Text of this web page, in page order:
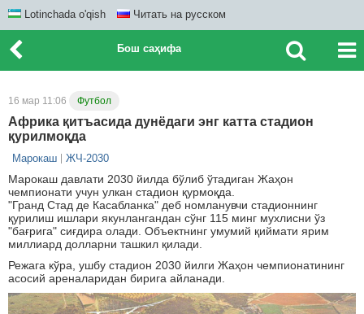
Lotinchada o'qish Читать на русском
Бош саҳифа
16 мар 11:06 Футбол
Африка қитъасида дунёдаги энг катта стадион
қурилмоқда
Марокаш ЖЧ-2030
Марокаш давлати 2030 йилда бўлиб ўтадиган Жаҳон
чемпионати учун улкан стадион қурмоқда.
"Гранд Стад де Касабланка" деб номланувчи стадионнинг
қурилиш ишлари якунлангандан сўнг 115 минг мухлисни ўз
"бағрига" сиғдира олади. Объектнинг умумий қиймати ярим
миллиард долларни ташкил қилади.
Режага кўра, ушбу стадион 2030 йилги Жаҳон чемпионатининг
асосий ареналаридан бирига айланади.